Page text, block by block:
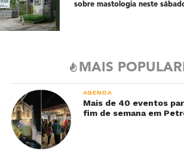
sobre mastologia neste
MAIS
AGENDA
Mais de 40 eventos
fim de semana em